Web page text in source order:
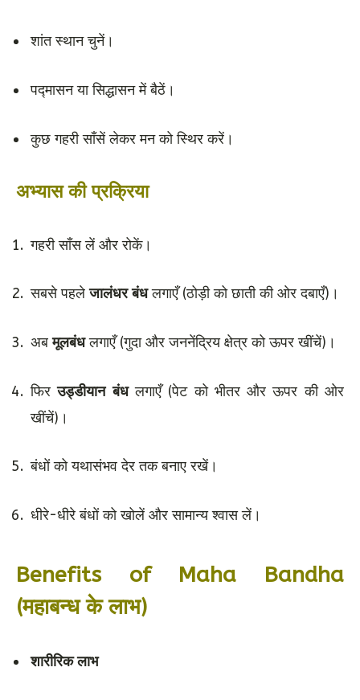
शांत स्थान चुनें।
पद्मासन या सिद्धासन में बैठें।
कुछ गहरी साँसें लेकर मन को स्थिर करें।
अभ्यास की प्रक्रिया
गहरी साँस लें और रोकें।
सबसे पहलेजालंधर बंधलगाएँ (ठोड़ी को छाती की ओर दबाएँ)।
अबमूलबंधलगाएँ (गुदा और जननेंद्रिय क्षेत्र को ऊपर खींचें)।
फिरउड्डीयान बंधलगाएँ (पेट को भीतर और ऊपर की ओर
खींचें)।
बंधों को यथासंभव देर तक बनाए रखें।
धीरे-धीरे बंधों को खोलें और सामान्य श्वास लें।
Benefits of Maha Bandha
(महाबन्ध के लाभ)
शारीरिक लाभ